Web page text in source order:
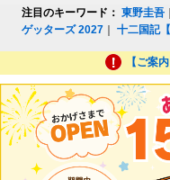
注目のキーワード： 東野圭吾
ゲッターズ 2027 ｜十二国記【
【ご案